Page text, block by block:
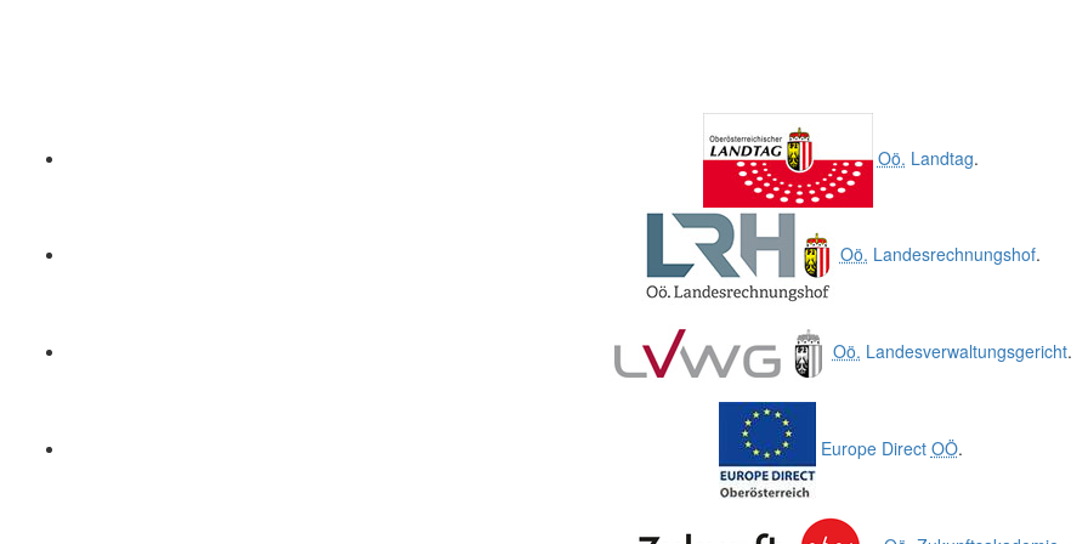
Oö. Landtag.
Oö. Landesrechnungshof.
Oö. Landesverwaltungsgericht.
Europe Direct OÖ.